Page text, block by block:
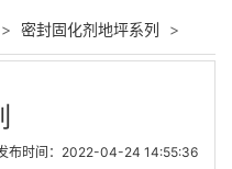
> 密封固化剂地坪系列 >
布时间：2022-04-24 14:55:36